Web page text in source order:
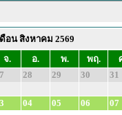
ดือน สิงหาคม 2569
จ.
อ. พ. พฤ.
28 29 30 31
04 05 06 07